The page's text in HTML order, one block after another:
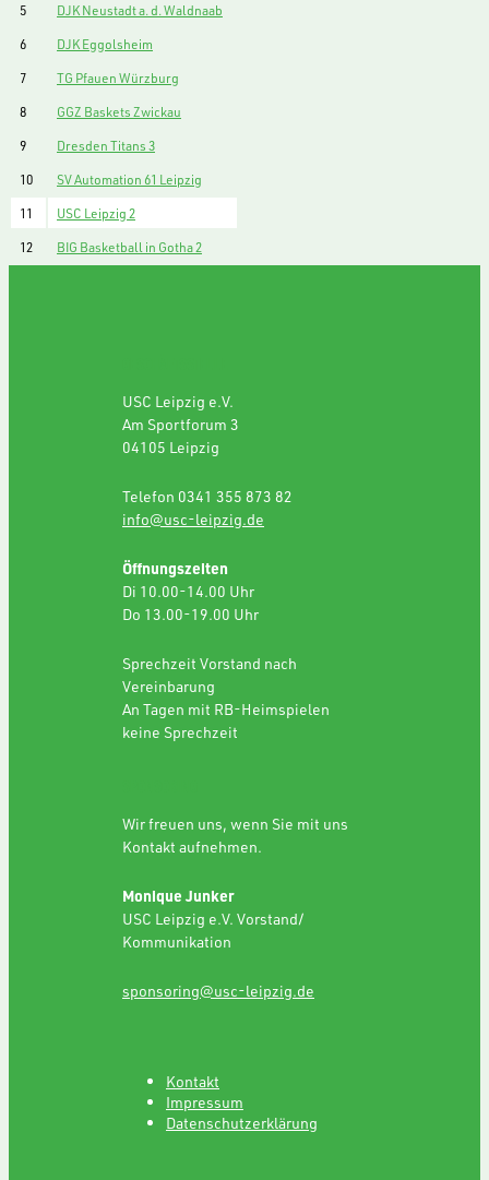
5
DJK Neustadt a. d. Waldnaab
6
DJK Eggolsheim
7
TG Pfauen Würzburg
8
GGZ Baskets Zwickau
9
Dresden Titans 3
10
SV Automation 61 Leipzig
11
USC Leipzig 2
12
BIG Basketball in Gotha 2
USC Leipzig e.V.
Am Sportforum 3
04105 Leipzig
Telefon 0341 355 873 82
info@usc-leipzig.de
Öffnungszeiten
Di 10.00-14.00 Uhr
Do 13.00-19.00 Uhr
Sprechzeit Vorstand nach
Vereinbarung
An Tagen mit RB-Heimspielen
keine Sprechzeit
Wir freuen uns, wenn Sie mit uns
Kontakt aufnehmen.
Monique Junker
USC Leipzig e.V. Vorstand/
Kommunikation
sponsoring@usc-leipzig.de
Kontakt
Impressum
Datenschutzerklärung